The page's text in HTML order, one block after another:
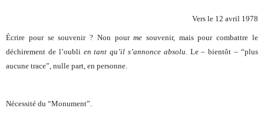
Vers le 12 avril 1978
Écrire pour se souvenir ? Non pourme souvenir, mais pour combattre le
déchirement de l’oubli en tant qu’il s’annonce absolu. Le – bientôt – “plus
aucune trace”, nulle part, en personne.
Nécessité du “Monument”.